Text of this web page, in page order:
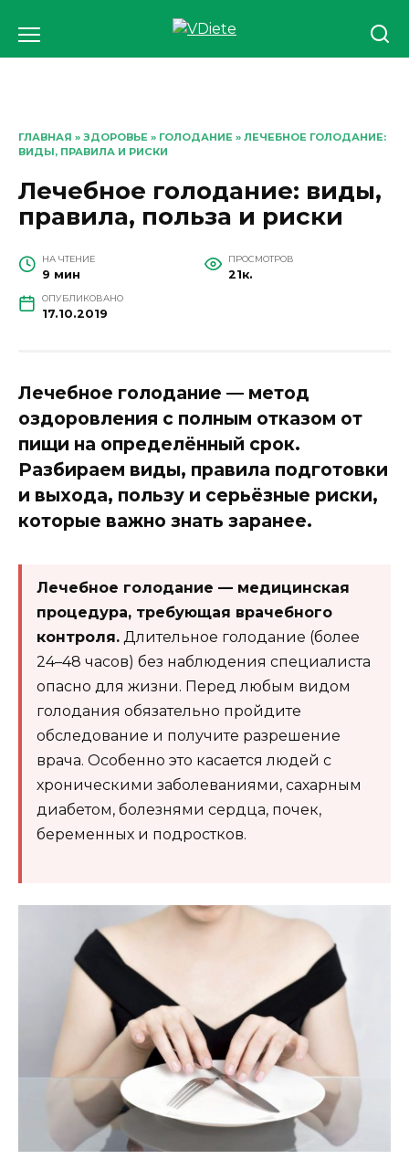
содержанию
ГЛАВНАЯ » ЗДОРОВЬЕ » ГОЛОДАНИЕ » ЛЕЧЕБНОЕ ГОЛОДАНИЕ:
ВИДЫ, ПРАВИЛА И РИСКИ
Лечебное голодание: виды,
правила, польза и риски
НА ЧТЕНИЕ
9 мин
ПРОСМОТРОВ
21к.
ОПУБЛИКОВАНО
17.10.2019
Лечебное голодание — метод
оздоровления с полным отказом от
пищи на определённый срок.
Разбираем виды, правила подготовки
и выхода, пользу и серьёзные риски,
которые важно знать заранее.
Лечебное голодание — медицинская
процедура, требующая врачебного
контроля. Длительное голодание (более
24–48 часов) без наблюдения специалиста
опасно для жизни. Перед любым видом
голодания обязательно пройдите
обследование и получите разрешение
врача. Особенно это касается людей с
хроническими заболеваниями, сахарным
диабетом, болезнями сердца, почек,
беременных и подростков.